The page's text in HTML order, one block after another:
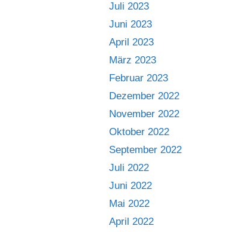
Juli 2023
Juni 2023
April 2023
März 2023
Februar 2023
Dezember 2022
November 2022
Oktober 2022
September 2022
Juli 2022
Juni 2022
Mai 2022
April 2022